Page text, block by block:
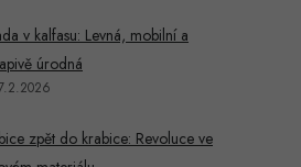
v kalfasu: Levná, mobilní a
úrodná
zpět do krabice: Revoluce ve